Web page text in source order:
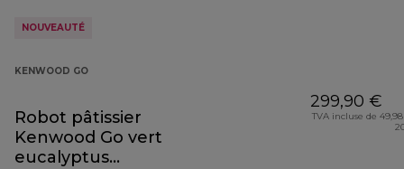
NOUVEAUTÉ
KENWOOD GO
Robot pâtissier
Kenwood Go vert
eucalyptus
299,90 €
TVA incluse de